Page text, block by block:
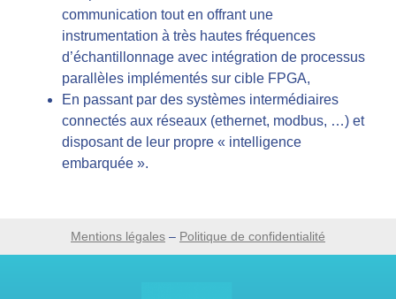
communication tout en offrant une
instrumentation à très hautes fréquences
d’échantillonnage avec intégration de processus
parallèles implémentés sur cible FPGA,
En passant par des systèmes intermédiaires
connectés aux réseaux (ethernet, modbus, …) et
disposant de leur propre « intelligence
embarquée ».
Mentions légales – Politique de confidentialité